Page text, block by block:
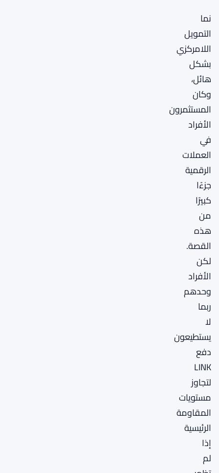
نما
التمويل
اللامركزي
بشكل
هائل،
وكان
المستثمرون
الأفراد
في
العملات
الرقمية
جزءًا
كبيرًا
من
هذه
القصة.
لكن
الأفراد
وحدهم
ربما
لا
يستطيعون
دفع
LINK
لتجاوز
مستويات
المقاومة
الرئيسية
إذا
لم